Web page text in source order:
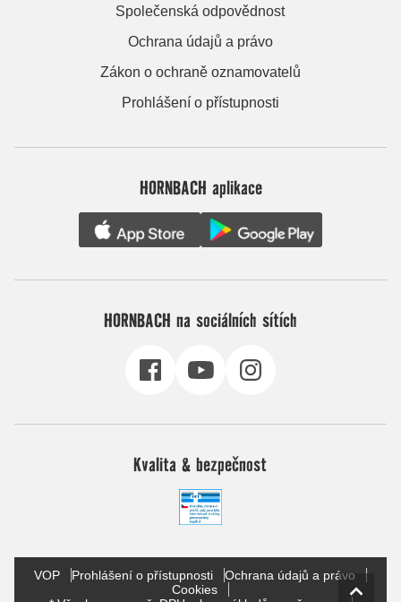
Společenská odpovědnost
Ochrana údajů a právo
Zákon o ochraně oznamovatelů
Prohlášení o přístupnosti
HORNBACH aplikace
HORNBACH na sociálních sítích
Kvalita & bezpečnost
VOP Prohlášení o přístupnosti
Ochrana údajů a právo
Cookies